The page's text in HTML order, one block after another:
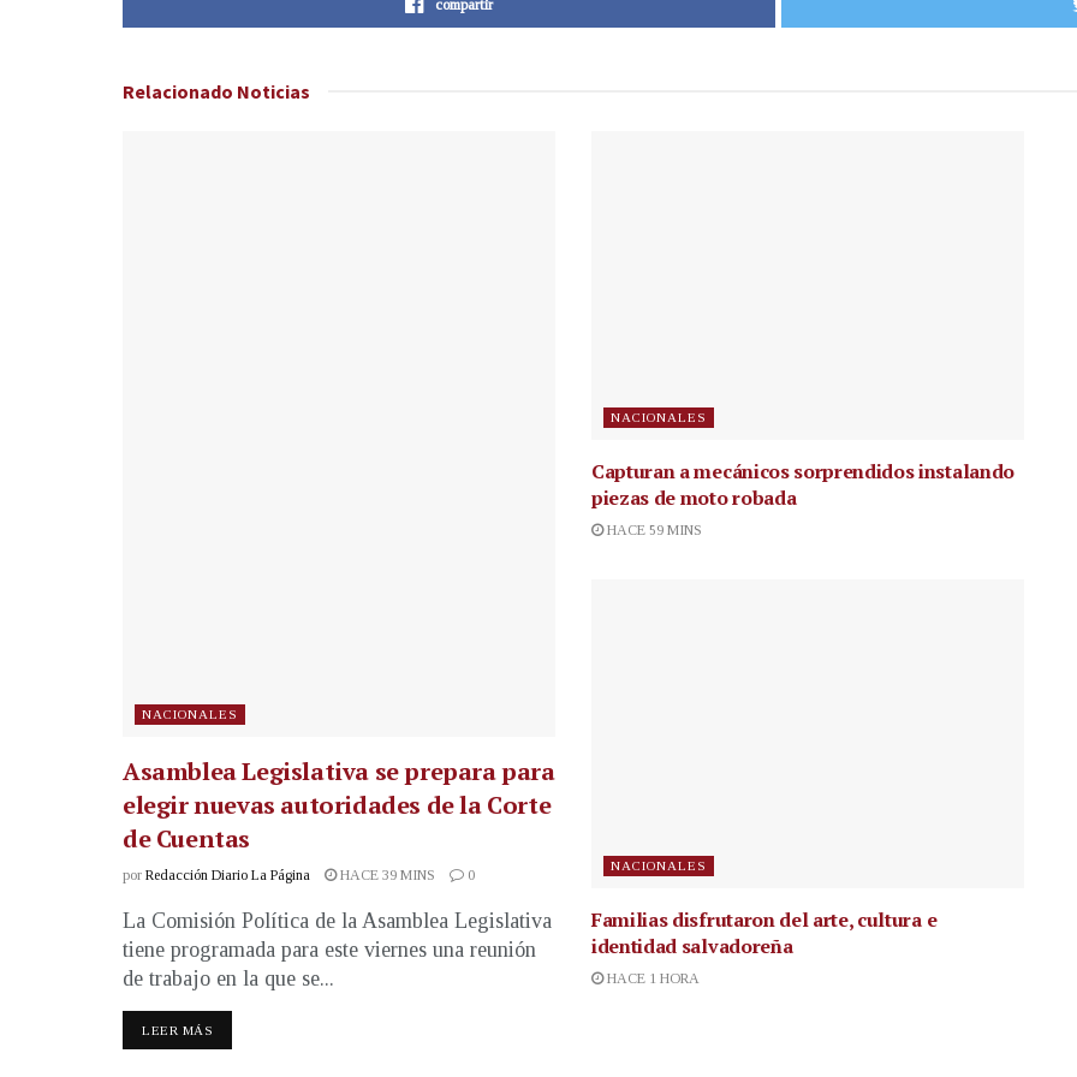
compartir
Relacionado Noticias
NACIONALES
Asamblea Legislativa se prepara para
elegir nuevas autoridades de la Corte
de Cuentas
por Redacción Diario La Página HACE 39 MINS 0
La Comisión Política de la Asamblea Legislativa
tiene programada para este viernes una reunión
de trabajo en la que se...
LEER MÁS
NACIONALES
Capturan a mecánicos sorprendidos instalando
piezas de moto robada
HACE 59 MINS
NACIONALES
Familias disfrutaron del arte, cultura e
identidad salvadoreña
HACE 1 HORA